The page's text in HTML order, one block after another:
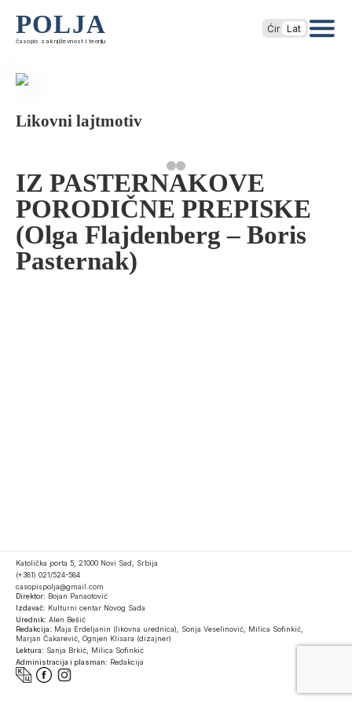
POLJA
časopis za književnost i teoriju
Ćir Lat
Likovni lajtmotiv
IZ PASTERNAKOVE
PORODIČNE PREPISKE
(Olga Flajdenberg – Boris
Pasternak)
Katolička porta 5, 21000 Novi Sad, Srbija
(+381) 021/524-584
casopispolja@gmail.com
Direktor: Bojan Panaotović
Izdavač: Kulturni centar Novog Sada
Urednik: Alen Bešić
Redakcija: Maja Erdeljanin (likovna urednica), Sonja Veselinović, Milica Sofinkić,
Marjan Čakarević, Ognjen Klisara (dizajner)
Lektura: Sanja Brkić, Milica Sofinkić
Administracija i plasman: Redakcija